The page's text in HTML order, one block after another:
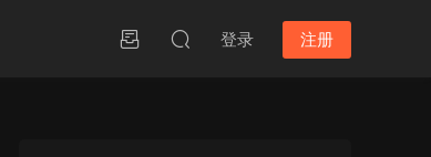
登录 注册